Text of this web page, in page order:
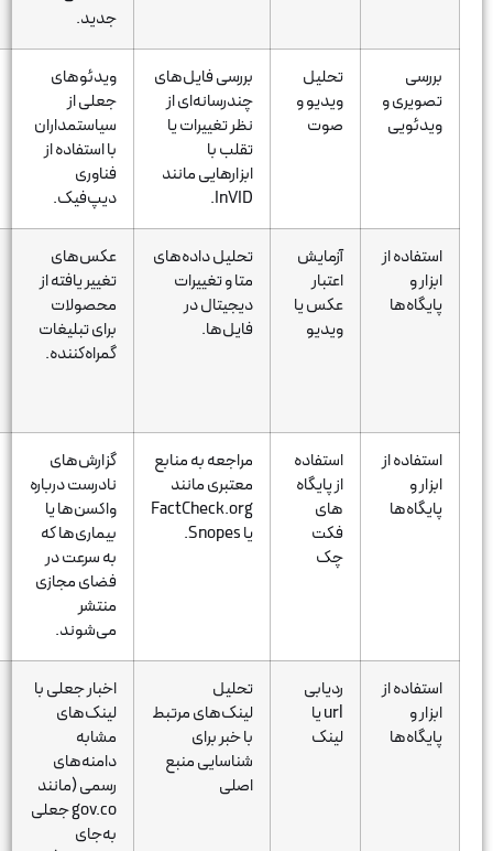
استفاده شد.
تحلیل
ویدیو و
صوت
بررسی فایل‌های
چندرسانه‌ای از
نظر تغییرات یا
ویدئوهای
جعلی از
سیاستمداران
با استفاده از
فناوری
دیپ‌فیک.
ویدئوی
دیپ‌فیک از
باراک اوباما که
جملات
توهین‌آمیز به
زبان می‌آورد.
آزمایش
اعتبار
عکس یا
تحلیل داده‌های
متا و تغییرات
دیجیتال در
فایل‌ها.
عکس‌های
تغییر یافته از
محصولات
برای تبلیغات
تصویر
فتوشاپ‌شده‌ای
از گوشی
موبایل که
مشخصات
استفاده
از پایگاه
های
مراجعه به منابع
معتبری مانند
FactCheck.org
گزارش‌های
نادرست درباره
واکسن‌ها یا
بیماری‌ها که
شایعه‌ای در
مورد تاثیر منفی
واکسن کرونا بر
باروری زنان که
توسط Snopes
رد شد.
ردیابی
url یا
لینک
تحلیل
لینک‌های مرتبط
با خبر برای
اخبار جعلی با
لینک‌های
مشابه
دامنه‌های
رسمی (مانند
وب‌سایتی با
آدرس مشابه
CDC برای انتشار
اطلاعات
نادرست درباره
بیماری‌ها.